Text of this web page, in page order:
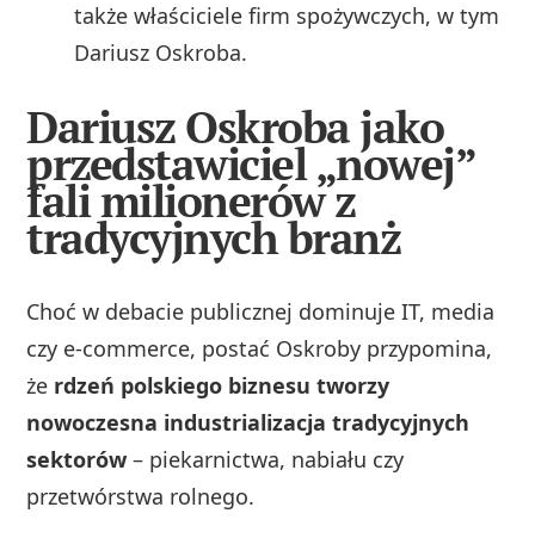
także właściciele firm spożywczych, w tym
Dariusz Oskroba.
Dariusz Oskroba jako
przedstawiciel „nowej”
fali milionerów z
tradycyjnych branż
Choć w debacie publicznej dominuje IT, media
czy e‑commerce, postać Oskroby przypomina,
że rdzeń polskiego biznesu tworzy
nowoczesna industrializacja tradycyjnych
sektorów – piekarnictwa, nabiału czy
przetwórstwa rolnego.